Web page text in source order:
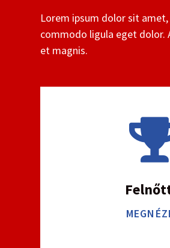
Lorem ipsum dolor sit
commodo ligula eget dolor.
et magnis.